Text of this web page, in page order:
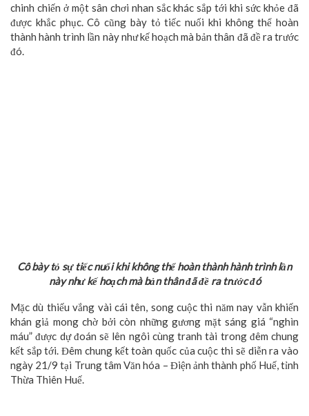
chinh chiến ở một sân chơi nhan sắc khác sắp tới khi sức khỏe đã
được khắc phục. Cô cũng bày tỏ tiếc nuối khi không thể hoàn
thành hành trình lần này như kế hoạch mà bản thân đã đề ra trước
đó.
Cô bày tỏ sự tiếc nuối khi không thể hoàn thành hành trình lần
này như kế hoạch mà bản thân đã đề ra trước đó
Mặc dù thiếu vắng vài cái tên, song cuộc thi năm nay vẫn khiến
khán giả mong chờ bởi còn những gương mặt sáng giá “nghìn
máu” được dự đoán sẽ lên ngôi cùng tranh tài trong đêm chung
kết sắp tới. Đêm chung kết toàn quốc của cuộc thi sẽ diễn ra vào
ngày 21/9 tại Trung tâm Văn hóa – Điện ảnh thành phố Huế, tỉnh
Thừa Thiên Huế.